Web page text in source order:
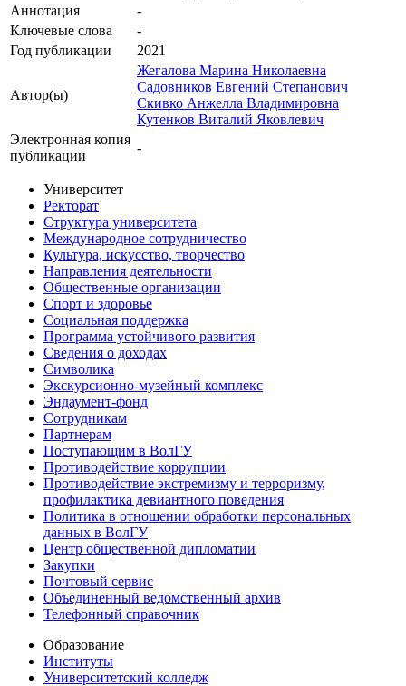
Аннотация
-
Ключевые cлова
-
Год публикации
2021
Автор(ы)
Жегалова Марина Николаевна
Садовников Евгений Степанович
Скивко Анжелла Владимировна
Кутенков Виталий Яковлевич
Электронная копия
публикации
-
Университет
Ректорат
Структура университета
Международное сотрудничество
Культура, искусство, творчество
Направления деятельности
Общественные организации
Спорт и здоровье
Социальная поддержка
Программа устойчивого развития
Сведения о доходах
Символика
Экскурсионно-музейный комплекс
Эндаумент-фонд
Сотрудникам
Партнерам
Поступающим в ВолГУ
Противодействие коррупции
Противодействие экстремизму и терроризму,
профилактика девиантного поведения
Политика в отношении обработки персональных
данных в ВолГУ
Центр общественной дипломатии
Закупки
Почтовый сервис
Объединенный ведомственный архив
Телефонный справочник
Образование
Институты
Университетский колледж